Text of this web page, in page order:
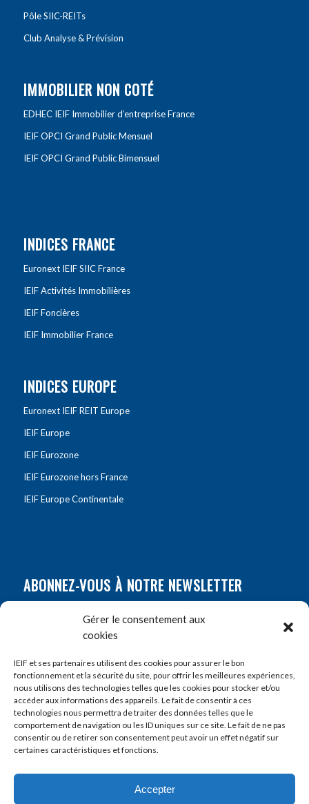
Gérer le consentement aux
cookies
IEIF et ses partenaires utilisent des cookies pour assurer le bon
fonctionnement et la sécurité du site, pour offrir les meilleures expériences,
nous utilisons des technologies telles que les cookies pour stocker et/ou
accéder aux informations des appareils. Le fait de consentir à ces
technologies nous permettra de traiter des données telles que le
comportement de navigation ou les ID uniques sur ce site. Le fait de ne pas
consentir ou de retirer son consentement peut avoir un effet négatif sur
certaines caractéristiques et fonctions.
Accepter
Pôle SIIC-REITs
Club Analyse & Prévision
IMMOBILIER NON COTÉ
EDHEC IEIF Immobilier d’entreprise France
IEIF OPCI Grand Public Mensuel
IEIF OPCI Grand Public Bimensuel
INDICES FRANCE
Euronext IEIF SIIC France
IEIF Activités Immobilières
IEIF Foncières
IEIF Immobilier France
INDICES EUROPE
Euronext IEIF REIT Europe
IEIF Europe
IEIF Eurozone
IEIF Eurozone hors France
IEIF Europe Continentale
ABONNEZ-VOUS À NOTRE NEWSLETTER
Prénom*
E-mail*